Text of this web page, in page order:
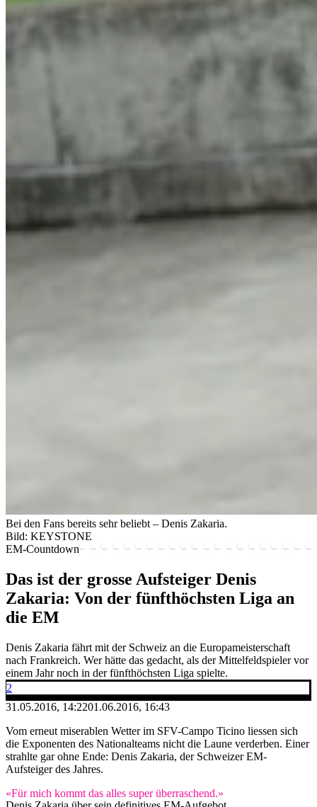
Bei den Fans bereits sehr beliebt – Denis Zakaria.
Bild: KEYSTONE
EM-Countdown
Das ist der grosse Aufsteiger Denis
Zakaria: Von der fünfthöchsten Liga an
die EM
Denis Zakaria fährt mit der Schweiz an die Europameisterschaft
nach Frankreich. Wer hätte das gedacht, als der Mittelfeldspieler vor
einem Jahr noch in der fünfthöchsten Liga spielte.
2
31.05.2016, 14:2201.06.2016, 16:43
Vom erneut miserablen Wetter im SFV-Campo Ticino liessen sich
die Exponenten des Nationalteams nicht die Laune verderben. Einer
strahlte gar ohne Ende: Denis Zakaria, der Schweizer EM-
Aufsteiger des Jahres.
«Für mich kommt das alles super überraschend.»